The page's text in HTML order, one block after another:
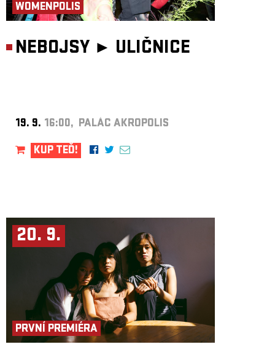
WOMENPOLIS
NEBOJSY ► ULIČNICE
19. 9. 16:00, PALÁC AKROPOLIS
KUP TEĎ!
20. 9.
PRVNÍ PREMIÉRA